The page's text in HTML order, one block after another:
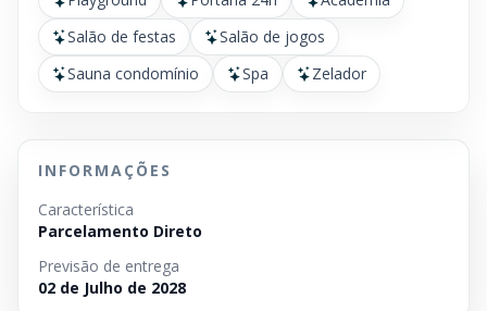
Salão de festas
Salão de jogos
Sauna condomínio
Spa Zelador
INFORMAÇÕES
Característica
Parcelamento Direto
Previsão de entrega
02 de Julho de 2028